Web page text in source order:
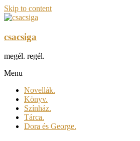
Skip to content
csacsiga
megél. regél.
Menu
Novellák.
Könyv.
Színház.
Tárca.
Dora és George.